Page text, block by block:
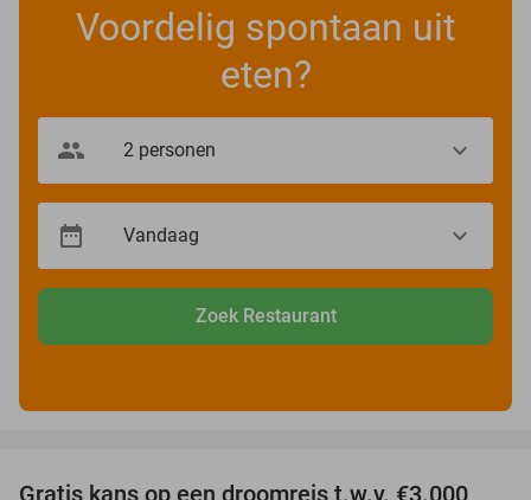
Voordelig spontaan uit
eten?
Zoek Restaurant
Gratis kans op een droomreis t.w.v. €3.000